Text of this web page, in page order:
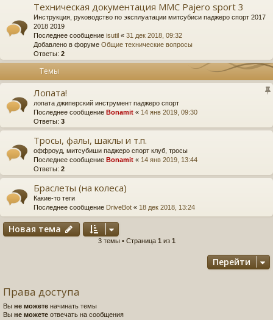
Техническая документация MMC Pajero sport 3
Инструкция, руководство по эксплуатации митсубиси паджеро спорт 2017
2018 2019
Последнее сообщение isutil « 31 дек 2018, 09:32
Добавлено в форуме Общие технические вопросы
Ответы: 2
Темы
Лопата!
лопата джиперский инструмент паджеро спорт
Последнее сообщение Bonamit « 14 янв 2019, 09:30
Ответы: 3
Тросы, фалы, шаклы и т.п.
оффроуд, митсубиши паджеро спорт клуб, тросы
Последнее сообщение Bonamit « 14 янв 2019, 13:44
Ответы: 2
Браслеты (на колеса)
Какие-то теги
Последнее сообщение DriveBot « 18 дек 2018, 13:24
Новая тема
3 темы • Страница 1 из 1
Перейти
Права доступа
Вы не можете начинать темы
Вы не можете отвечать на сообщения